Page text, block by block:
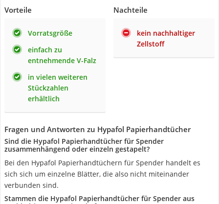
Vorteile
Vorratsgröße
einfach zu
entnehmende V-Falz
in vielen weiteren
Stückzahlen
erhältlich
Nachteile
kein nachhaltiger
Zellstoff
Fragen und Antworten zu Hypafol Papierhandtücher
Sind die Hypafol Papierhandtücher für Spender
zusammenhängend oder einzeln gestapelt?
Bei den Hypafol Papierhandtüchern für Spender handelt es
sich sich um einzelne Blätter, die also nicht miteinander
verbunden sind.
Stammen die Hypafol Papierhandtücher für Spender aus